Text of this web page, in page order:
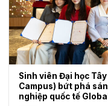
Sinh viên Đại học
Campus) bứt phá
nghiệp quốc tế